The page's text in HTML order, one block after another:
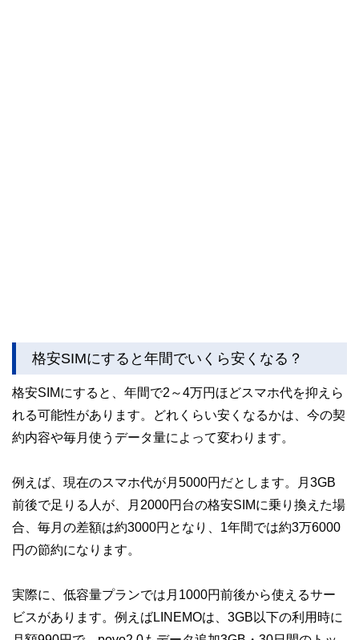
格安SIMにすると年間でいくら安くなる？
格安SIMにすると、年間で2～4万円ほどスマホ代を抑えら
れる可能性があります。どれくらい安くなるかは、今の契
約内容や毎月使うデータ量によって変わります。
例えば、現在のスマホ代が月5000円だとします。月3GB
前後で足りる人が、月2000円台の格安SIMに乗り換えた場
合、毎月の差額は約3000円となり、1年間では約3万6000
円の節約になります。
実際に、低容量プランでは月1000円前後から使えるサー
ビスがあります。例えばLINEMOは、3GB以下の利用時に